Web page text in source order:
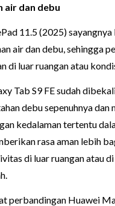
air dan debu
11.5 (2025)
air dan debu, sehingga
di luar ruangan atau
Tab S9 FE sudah
debu sepenuhnya dan
kedalaman tertentu
rasa aman lebih
di luar ruangan atau
perbandingan Huawei